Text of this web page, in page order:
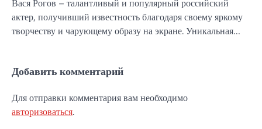
актер, получивший известность благодаря своему яркому
творчеству и чарующему образу на экране. Уникальная…
Добавить комментарий
Для отправки комментария вам необходимо
авторизоваться.